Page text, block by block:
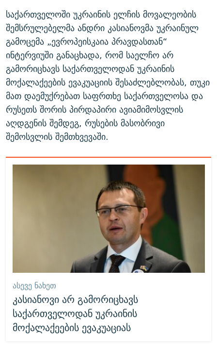
საქართველოში უკრაინის ელჩის მოვალეობის
შემსრულებელმა ანდრი კასიანოვმა უკრაინულ
გამოცემა „ევროპეისკაია პრავდასთან“
ინტერვიუში განაცხადა, რომ საელჩო არ
გამორიცხავს საქართველოდან უკრაინის
მოქალაქეების ევაკუაციის შესაძლებლობას, თუკი
მათ დაემუქრებათ საფრთხე საქართველოსა და
რუსეთს შორის პირდაპირი ავიამიმოსვლის
აღდგენის შემდეგ, რუსების მასობრივი
შემოსვლის შემთხვევაში.
ᲐᲡᲔᲕᲔ ᲜᲐᲮᲔᲗ
კასიანოვი არ გამორიცხავს
საქართველოდან უკრაინის
მოქალაქეების ევაკუაციას